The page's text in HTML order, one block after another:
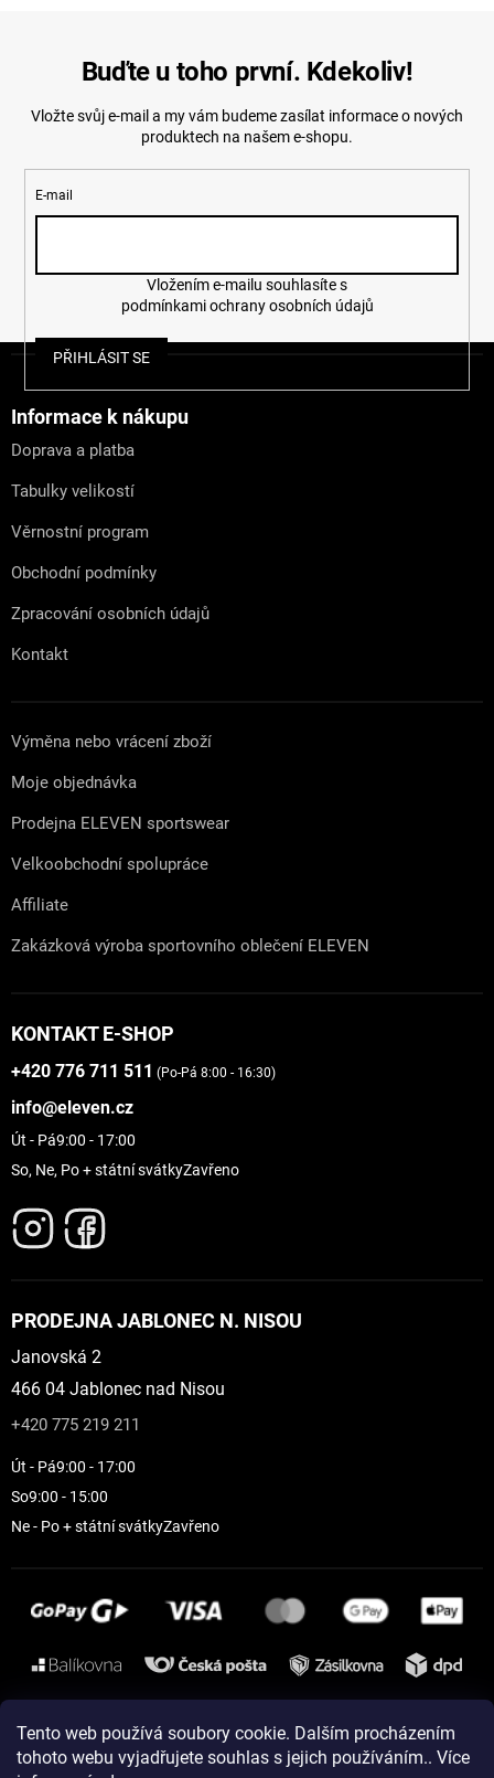
Tento web používá soubory cookie. Dalším procházením
tohoto webu vyjadřujete souhlas s jejich používáním.. Více
Buďte u toho první. Kdekoliv!
Vložte svůj e-mail a my vám budeme zasílat informace o nových
produktech na našem e-shopu.
E-mail
podmínkami ochrany osobních údajů
PŘIHLÁSIT SE
Informace k nákupu
Doprava a platba
Tabulky velikostí
Věrnostní program
Obchodní podmínky
Zpracování osobních údajů
Kontakt
Výměna nebo vrácení zboží
Moje objednávka
Prodejna ELEVEN sportswear
Velkoobchodní spolupráce
Affiliate
Zakázková výroba sportovního oblečení ELEVEN
KONTAKT E-SHOP
+420 776 711 511 (Po-Pá 8:00 - 16:30)
info@eleven.cz
Út - Pá9:00 - 17:00
So, Ne, Po + státní svátkyZavřeno
PRODEJNA JABLONEC N. NISOU
Janovská 2
466 04 Jablonec nad Nisou
+420 775 219 211
Út - Pá9:00 - 17:00
So9:00 - 15:00
Ne - Po + státní svátkyZavřeno
Instagram